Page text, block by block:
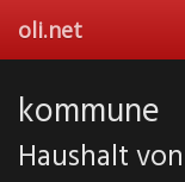
main
oli.net
kommune
Haushalt